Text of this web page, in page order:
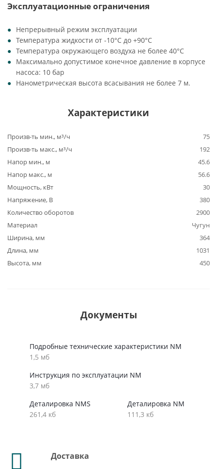
Эксплуатационные ограничения
Непрерывный режим эксплуатации
Температура жидкости от -10°C до +90°C
Температура окружающего воздуха не более 40°C
Максимально допустимое конечное давление в корпусе
насоса: 10 бар
Нанометрическая высота всасывания не более 7 м.
Характеристики
Произв-ть мин., м³/ч
75
Произв-ть макс., м³/ч
192
Напор мин., м
45.6
Напор макс., м
56.6
Мощность, кВт
30
Напряжение, В
380
Количество оборотов
2900
Материал
Чугун
Ширина, мм
364
Длина, мм
1031
Высота, мм
450
Документы
Подробные технические характеристики NM
1,5 мб
Инструкция по эксплуатации NM
3,7 мб
Деталировка NMS
261,4 кб
Деталировка NM
111,3 кб
Доставка